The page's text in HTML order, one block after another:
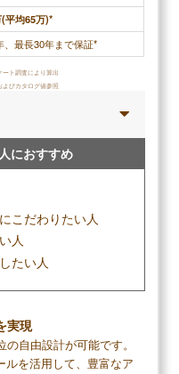
熱性や防音
住宅性能が
は救われて
があります
な家が建てられる
安定性
心して生活できる
平均65万)*
、最長30年まで保証*
ト調査により算出
よびカタログ値参照
におすすめ
こだわりたい人
人
たい人
実現
自由設計が可能です。
ルを活用して、豊富なア